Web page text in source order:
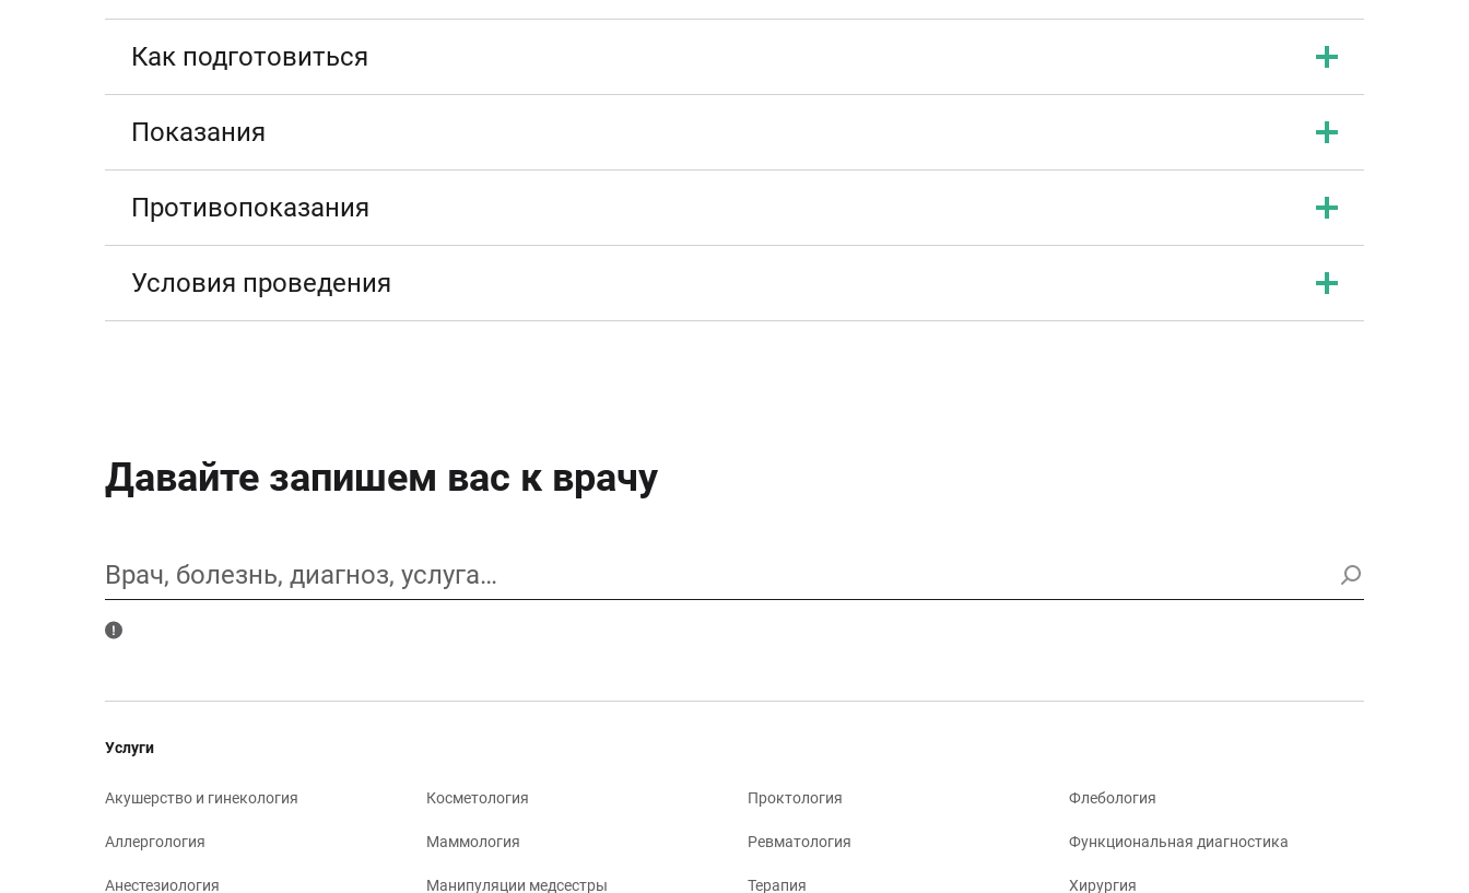
Как подготовиться
Показания
Противопоказания
Условия проведения
Давайте запишем вас к врачу
Врач, болезнь, диагноз, услуга…
Услуги
Акушерство и гинекология
Аллергология
Анестезиология
Косметология
Маммология
Манипуляции медсестры
Проктология
Ревматология
Терапия
Флебология
Функциональная диагностика
Хирургия